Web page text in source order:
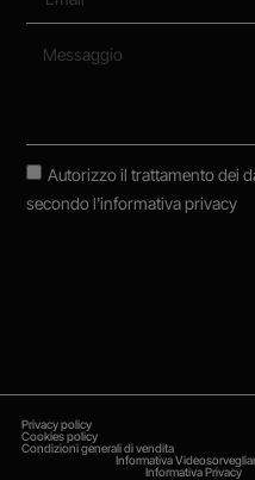
Autorizzo il trattamento dei
secondol'informativa privacy
Privacy policy
Cookies policy
Condizioni generali di vendita
Informativa
Informativa Privacy